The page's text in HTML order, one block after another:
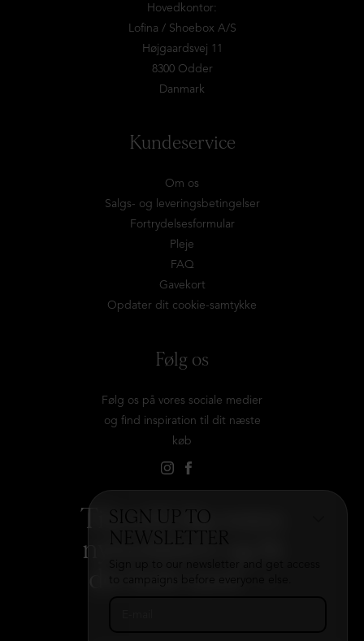
SIGN UP TO
Hovedkontor:
Lofina / Shoebox A/S
Højgaardsvej 11
8300 Odder
Danmark
Kundeservice
Om os
Salgs- og leveringsbetingelser
Fortrydelsesformular
Pleje
FAQ
Gavekort
Opdater dit cookie-samtykke
Følg os
Følg os på vores sociale medier
og find inspiration til dit næste
køb
Tilmeld dig vores
nyhedsbrev og få